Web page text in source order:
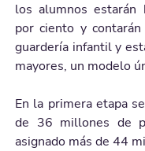
los alumnos estarán
por ciento y
guardería infantil y
mayores, un modelo
En la primera etapa
de 36 millones de
asignado más de 44